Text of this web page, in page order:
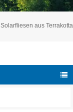
Italiano
Español
Solarfliesen aus Terrakotta